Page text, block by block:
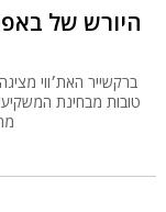
היורש של
ברקשייר האת׳ווי
טובות מבחינת